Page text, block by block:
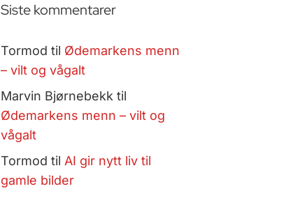
Siste kommentarer
Tormod til Ødemarkens menn
– vilt og vågalt
Marvin Bjørnebekk til
Ødemarkens menn – vilt og
vågalt
Tormod til AI gir nytt liv til
gamle bilder